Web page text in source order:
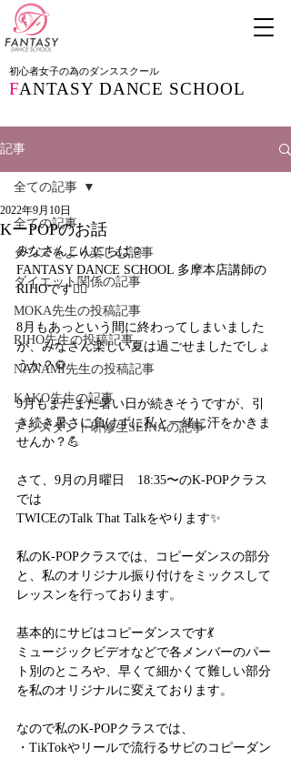
初心者女子の為のダンススクール
FANTASY DANCE SCHOOL
記事
全ての記事
ダンスをより楽しむ記事
ダイエット関係の記事
MOKA先生の投稿記事
RIHO先生の投稿記事
NANAMI先生の投稿記事
KAKO先生の記事
アシスタント研修生SEINAの記事
全ての記事
KーPOPのお話
2022年9月10日
みなさんこんにちは☺️
FANTASY DANCE SCHOOL 多摩本店講師の
RIHOです🙋‍♀️
8月もあっという間に終わってしまいました
が、みなさん楽しい夏は過ごせましたでしょ
うか？🌻
9月もまだまだ暑い日が続きそうですが、引
き続き暑さに負けずに私と一緒に汗をかきま
せんか？💪
さて、9月の月曜日　18:35〜のK-POPクラス
では
TWICEのTalk That Talkをやります✨
私のK-POPクラスでは、コピーダンスの部分
と、私のオリジナル振り付けをミックスして
レッスンを行っております。
基本的にサビはコピーダンスです💃
ミュージックビデオなどで各メンバーのパー
ト別のところや、早くて細かくて難しい部分
を私のオリジナルに変えております。
なので私のK-POPクラスでは、
・TikTokやリールで流行るサビのコピーダン